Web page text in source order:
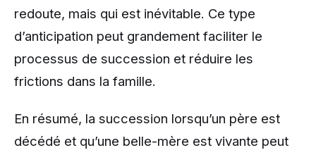
redoute, mais qui est inévitable. Ce type
d’anticipation peut grandement faciliter le
processus de succession et réduire les
frictions dans la famille.
En résumé, la succession lorsqu’un père est
décédé et qu’une belle-mère est vivante peut